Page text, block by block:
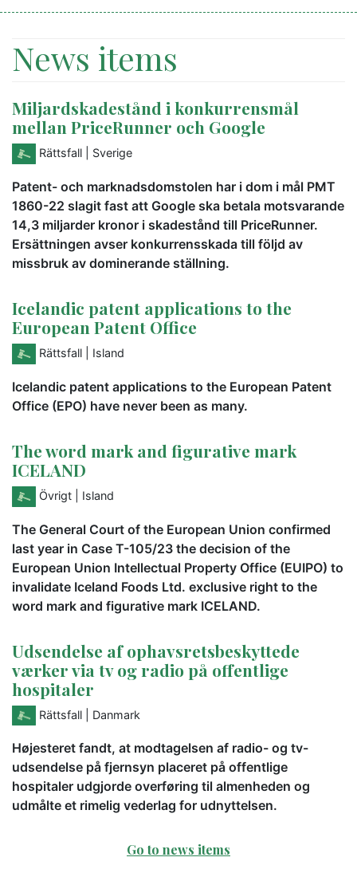
News items
Miljardskadestånd i konkurrensmål
mellan PriceRunner och Google
Rättsfall | Sverige
Patent- och marknadsdomstolen har i dom i mål PMT
1860-22 slagit fast att Google ska betala motsvarande
14,3 miljarder kronor i skadestånd till PriceRunner.
Ersättningen avser konkurrensskada till följd av
missbruk av dominerande ställning.
Icelandic patent applications to the
European Patent Office
Rättsfall | Island
Icelandic patent applications to the European Patent
Office (EPO) have never been as many.
The word mark and figurative mark
ICELAND
Övrigt | Island
The General Court of the European Union confirmed
last year in Case T-105/23 the decision of the
European Union Intellectual Property Office (EUIPO) to
invalidate Iceland Foods Ltd. exclusive right to the
word mark and figurative mark ICELAND.
Udsendelse af ophavsretsbeskyttede
værker via tv og radio på offentlige
hospitaler
Rättsfall | Danmark
Højesteret fandt, at modtagelsen af radio- og tv-
udsendelse på fjernsyn placeret på offentlige
hospitaler udgjorde overføring til almenheden og
udmålte et rimelig vederlag for udnyttelsen.
Go to news items